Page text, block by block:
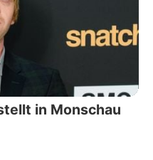
in Monschau